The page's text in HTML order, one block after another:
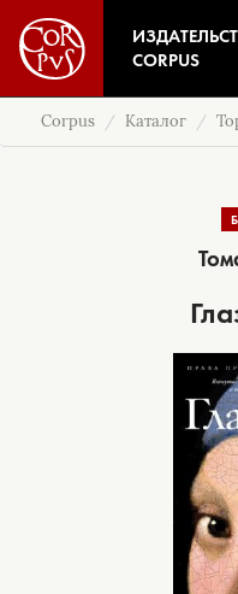
CORPUS
Corpus Каталог